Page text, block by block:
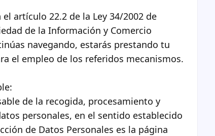
artículo 22.2 de la Ley 34/2002 de
de la Información y Comercio
navegando, estarás prestando tu
el empleo de los referidos mecanismos.
de la recogida, procesamiento y
personales, en el sentido establecido
de Datos Personales es la página